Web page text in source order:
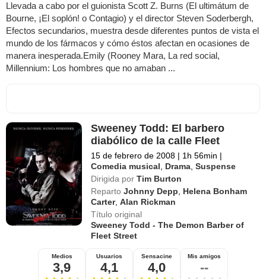
Llevada a cabo por el guionista Scott Z. Burns (El ultimátum de
Bourne, ¡El soplón! o Contagio) y el director Steven Soderbergh,
Efectos secundarios, muestra desde diferentes puntos de vista el
mundo de los fármacos y cómo éstos afectan en ocasiones de
manera inesperada.Emily (Rooney Mara, La red social,
Millennium: Los hombres que no amaban ...
Sweeney Todd: El barbero
diabólico de la calle Fleet
15 de febrero de 2008 | 1h 56min |
Comedia musical, Drama,Suspense
Dirigida por Tim Burton
Reparto Johnny Depp, Helena Bonham
Carter,Alan Rickman
Título original
Sweeney Todd - The Demon Barber of
Fleet Street
Medios
3,9
Usuarios
4,1
Sensacine
4,0
Mis amigos
--